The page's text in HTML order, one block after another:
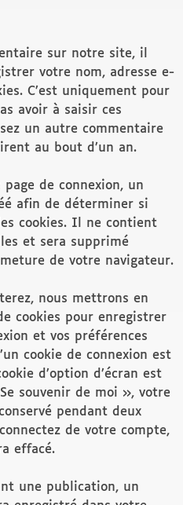
sur notre site, il
votre nom, adresse e-
C’est uniquement pour
avoir à saisir ces
un autre commentaire
au bout d’un an.
de connexion, un
afin de déterminer si
cookies. Il ne contient
et sera supprimé
de votre navigateur.
nous mettrons en
cookies pour enregistrer
et vos préférences
cookie de connexion est
d’option d’écran est
souvenir de moi », votre
pendant deux
de votre compte,
effacé.
une publication, un